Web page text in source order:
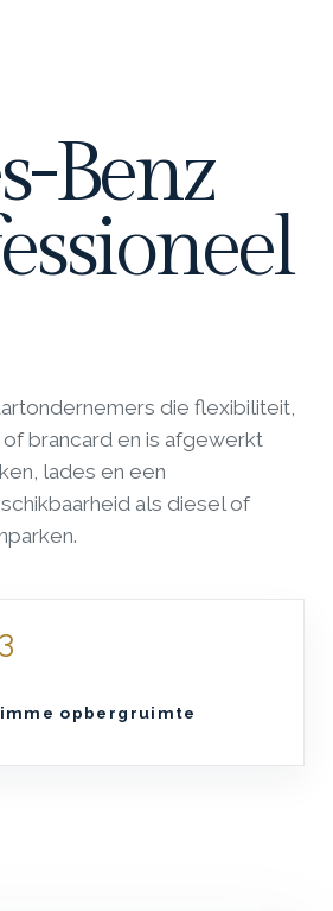
Benz
die flexibiliteit,
brancard en is afgewerkt
lades en een
als diesel of
opbergruimte